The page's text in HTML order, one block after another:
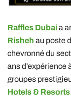
Raffles Dubaia
Risheh au poste
chevronné du
ans d’expérience
groupes
Hotels & Resorts.